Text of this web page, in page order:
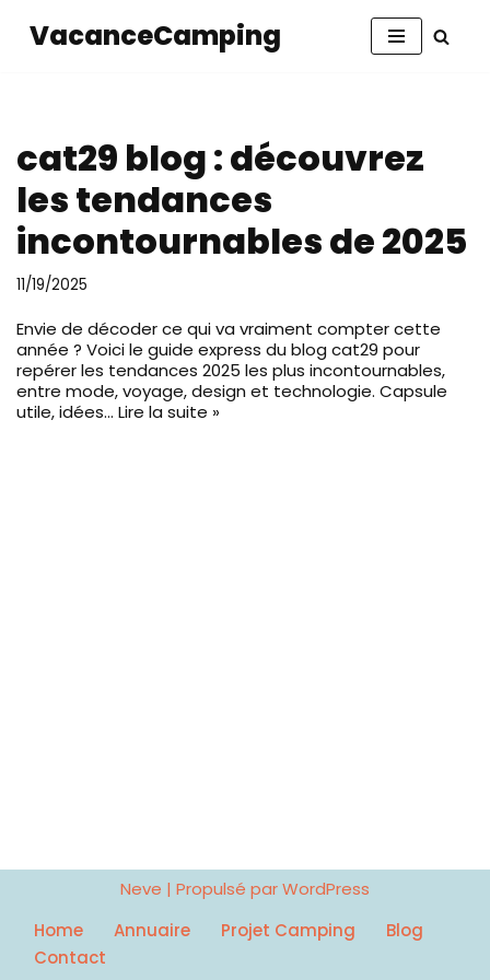
VacanceCamping
cat29 blog : découvrez
les tendances
incontournables de 2025
11/19/2025
Envie de décoder ce qui va vraiment compter cette
année ? Voici le guide express du blog cat29 pour
repérer les tendances 2025 les plus incontournables,
entre mode, voyage, design et technologie. Capsule
utile, idées… Lire la suite »
Neve | Propulsé parWordPress
Home
Annuaire Projet Camping
Blog
Contact